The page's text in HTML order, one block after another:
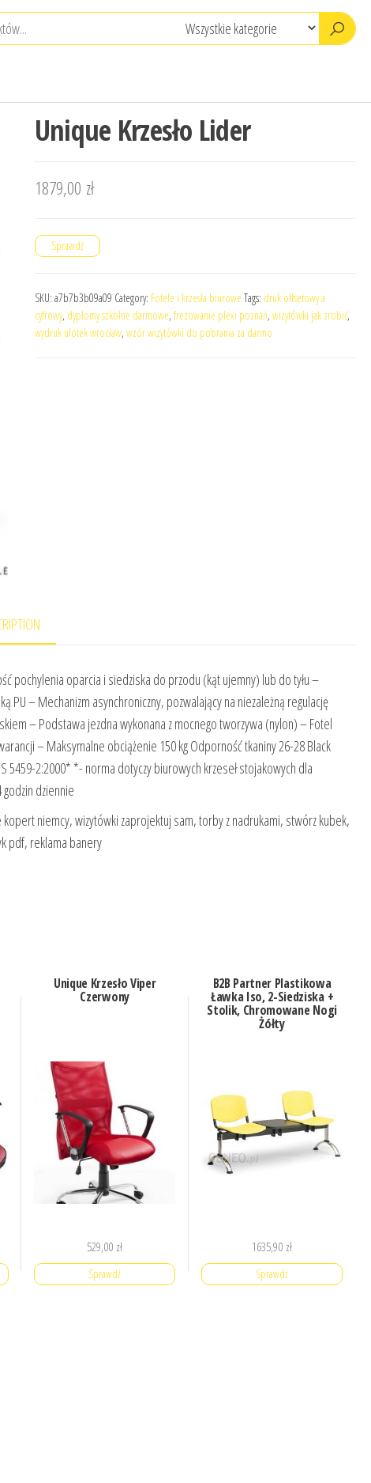
Unique Krzesło Lider
1879,00 zł
Sprawdź
SKU: a7b7b3b09a09 Category: Fotele i krzesła biurowe Tags: druk offsetowy a
cyfrowy, dyplomy szkolne darmowe, frezowanie plexi poznań, wizytówki jak zrobić,
wydruk ulotek wrocław, wzór wizytówki do pobrania za darmo
pochylenia oparcia i siedziska do przodu (kąt ujemny) lub do tyłu –
PU – Mechanizm asynchroniczny, pozwalający na niezależną regulację
– Podstawa jezdna wykonana z mocnego tworzywa (nylon) – Fotel
– Maksymalne obciążenie 150 kg Odporność tkaniny 26-28 Black
5459-2:2000* *- norma dotyczy biurowych krzeseł stojakowych dla
dziennie
niemcy, wizytówki zaprojektuj sam, torby z nadrukami, stwórz kubek,
pdf, reklama banery
Unique Krzesło Viper
Czerwony
529,00 zł
Sprawdź
B2B Partner Plastikowa
Ławka Iso, 2-Siedziska +
Stolik, Chromowane Nogi
Żółty
1635,90 zł
Sprawdź